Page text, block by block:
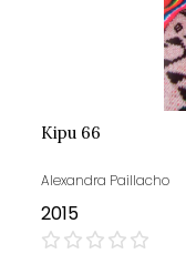
Kipu 66
Alexandra Paillacho
2015